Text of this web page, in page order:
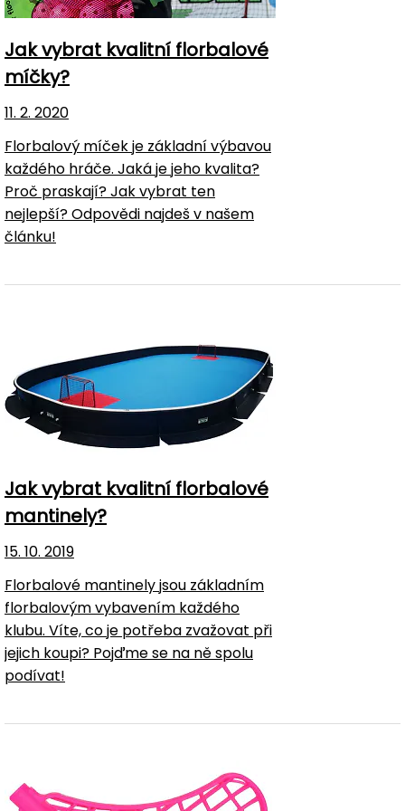
Jak vybrat kvalitní florbalové
míčky?
11. 2. 2020
Florbalový míček je základní výbavou
každého hráče. Jaká je jeho kvalita?
Proč praskají? Jak vybrat ten
nejlepší? Odpovědi najdeš v našem
článku!
Jak vybrat kvalitní florbalové
mantinely?
15. 10. 2019
Florbalové mantinely jsou základním
florbalovým vybavením každého
klubu. Víte, co je potřeba zvažovat při
jejich koupi? Pojďme se na ně spolu
podívat!